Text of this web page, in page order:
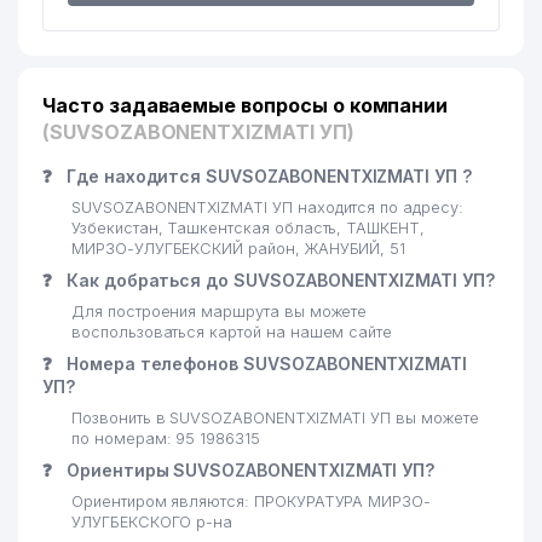
МЕЖДУНАРОДНОГО КОМИТЕТА
КРАСНОГО КРЕСТА (МККК)
18 GALLERY INTERIOR ООО 720 м
19
КУЛЬТУРНЫЙ ЦЕНТР
733 м
20 FASHION CORNER ООО 749 м
21 ARDUS СП ООО 765 м
22 PRO ART DECOR СП ООО 832 м
23
24 KASIMOV BUSINESS ООО 878 м
25 OOO Junior Transport 914 м
26 ДОМ-МУЗЕЙ С.П. БОРОДИНА
Часто задаваемые вопросы о компании
(SUVSOZABONENTXIZMATI УП)
❓ Где находится SUVSOZABONENTXIZMATI УП ?
SUVSOZABONENTXIZMATI УП находится по адресу:
Узбекистан, Ташкентская область, ТАШКЕНТ,
МИРЗО-УЛУГБЕКСКИЙ район, ЖАНУБИЙ, 51
❓ Как добраться до SUVSOZABONENTXIZMATI УП?
Для построения маршрута вы можете
воспользоваться картой на нашем сайте
❓
Номера телефонов SUVSOZABONENTXIZMATI
УП?
Позвонить в SUVSOZABONENTXIZMATI УП вы можете
по номерам: 95 1986315
❓ Ориентиры SUVSOZABONENTXIZMATI УП?
Ориентиром являются: ПРОКУРАТУРА МИРЗО-
УЛУГБЕКСКОГО р-на